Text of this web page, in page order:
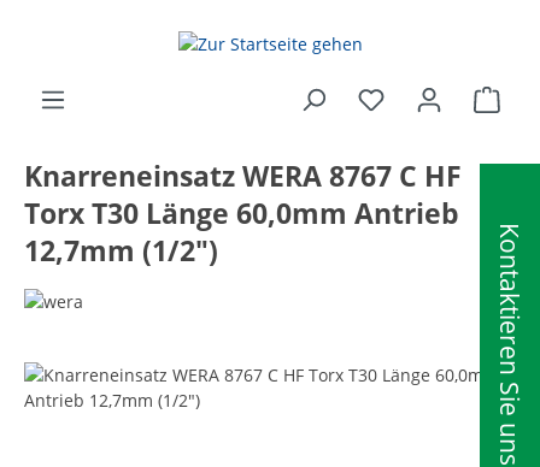
Kontaktieren Sie uns
Knarreneinsatz WERA 8767 C HF
Torx T30 Länge 60,0mm Antrieb
12,7mm (1/2")
Bildergalerie überspringen